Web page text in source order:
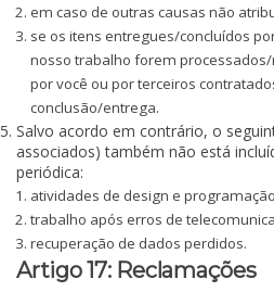
em caso de outras causas não
se os itens entregues/concluídos
nosso trabalho forem
por você ou por terceiros
conclusão/entrega.
Salvo acordo em contrário, o
associados) também não está
periódica:
atividades de design e
trabalho após erros de
recuperação de dados perdidos.
Artigo 17: Reclamações